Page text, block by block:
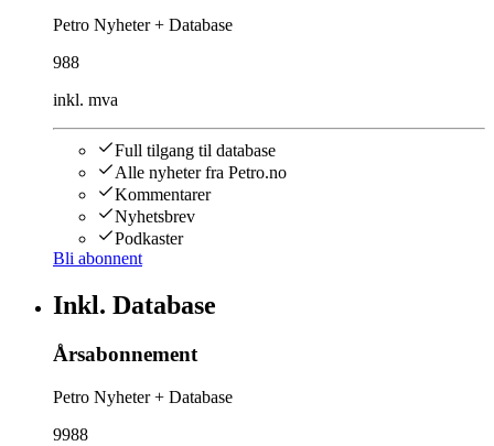
Petro Nyheter + Database
988
inkl. mva
Full tilgang til database
Alle nyheter fra Petro.no
Kommentarer
Nyhetsbrev
Podkaster
Bli abonnent
Inkl. Database
Årsabonnement
Petro Nyheter + Database
9988